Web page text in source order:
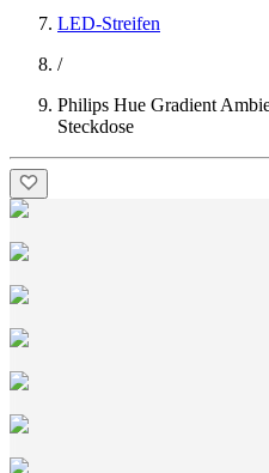
LED-Streifen
/
Philips Hue Gradient
Steckdose